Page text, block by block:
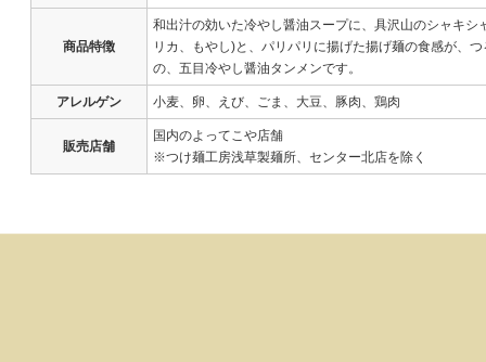
商品特徴
和出汁の効いた冷やし醤油スープに、具沢山のシャキシ
リカ、もやし)と、パリパリに揚げた揚げ麺の食感が、
の、五目冷やし醤油タンメンです。
アレルゲン 小麦、卵、えび、ごま、大豆、豚肉、鶏肉
販売店舗
国内のよってこや店舗
※つけ麺工房浅草製麺所、センター北店を除く